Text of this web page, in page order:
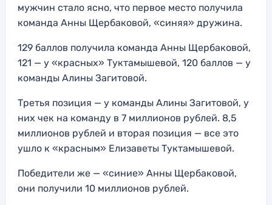
мужчин стало ясно, что первое место получила
команда Анны Щербаковой, «синяя» дружина.
129 баллов получила команда Анны Щербаковой,
121 — у «красных» Туктамышевой, 120 баллов — у
команды Алины Загитовой.
Третья позиция — у команды Алины Загитовой, у
них чек на команду в 7 миллионов рублей. 8,5
миллионов рублей и вторая позиция — все это
ушло к «красным» Елизаветы Туктамышевой.
Победители же — «синие» Анны Щербаковой,
они получили 10 миллионов рублей.